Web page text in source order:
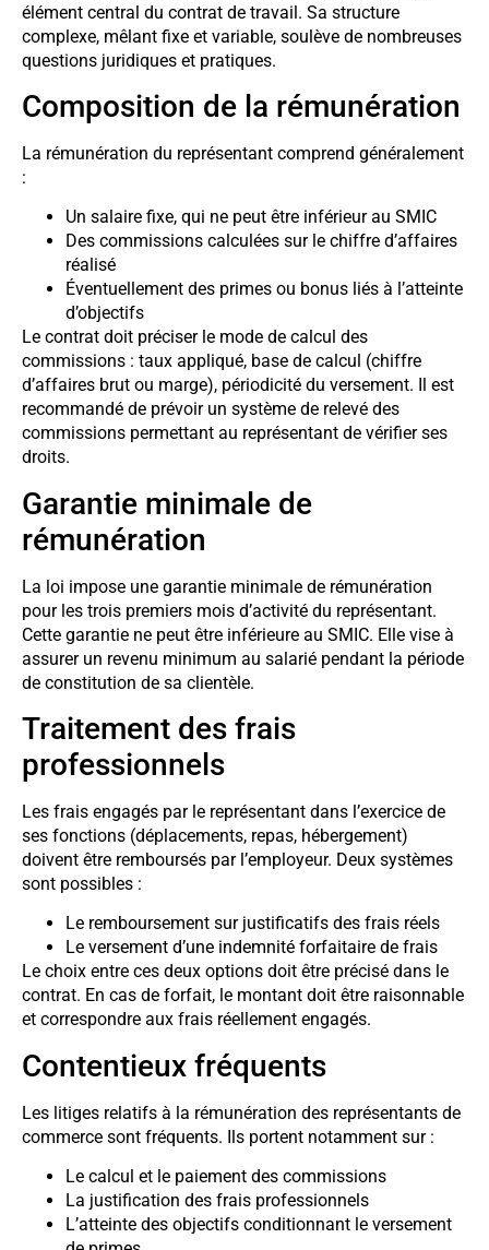
élément central du contrat de travail. Sa structure
complexe, mêlant fixe et variable, soulève de nombreuses
questions juridiques et pratiques.
Composition de la rémunération
La rémunération du représentant comprend généralement
:
Un salaire fixe, qui ne peut être inférieur au SMIC
Des commissions calculées sur le chiffre d’affaires
réalisé
Éventuellement des primes ou bonus liés à l’atteinte
d’objectifs
Le contrat doit préciser le mode de calcul des
commissions : taux appliqué, base de calcul (chiffre
d’affaires brut ou marge), périodicité du versement. Il est
recommandé de prévoir un système de relevé des
commissions permettant au représentant de vérifier ses
droits.
Garantie minimale de
rémunération
La loi impose une garantie minimale de rémunération
pour les trois premiers mois d’activité du représentant.
Cette garantie ne peut être inférieure au SMIC. Elle vise à
assurer un revenu minimum au salarié pendant la période
de constitution de sa clientèle.
Traitement des frais
professionnels
Les frais engagés par le représentant dans l’exercice de
ses fonctions (déplacements, repas, hébergement)
doivent être remboursés par l’employeur. Deux systèmes
sont possibles :
Le remboursement sur justificatifs des frais réels
Le versement d’une indemnité forfaitaire de frais
Le choix entre ces deux options doit être précisé dans le
contrat. En cas de forfait, le montant doit être raisonnable
et correspondre aux frais réellement engagés.
Contentieux fréquents
Les litiges relatifs à la rémunération des représentants de
commerce sont fréquents. Ils portent notamment sur :
Le calcul et le paiement des commissions
La justification des frais professionnels
L’atteinte des objectifs conditionnant le versement